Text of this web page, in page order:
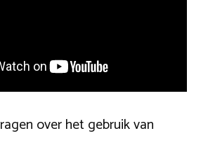
over het gebruik van